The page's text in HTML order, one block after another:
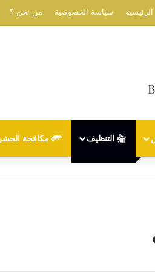
الرئيسيه سياسة الخصوصية من نحن ؟
التنظيف مكافحة